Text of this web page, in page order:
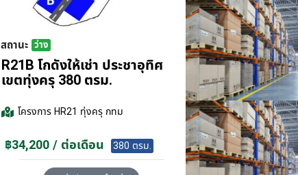
สถานะ ว่าง
R21B โกดังให้เช่า ประชาอุทิศ
เขตทุ่งครุ 380 ตรม.
โครงการHR21 ทุ่งครุ กทม
฿34,200 / ต่อเดือน 380 ตรม.